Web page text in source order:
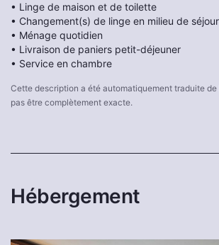
• Linge de maison et de toilette
• Changement(s) de linge en milieu de séjour
• Ménage quotidien
• Livraison de paniers petit-déjeuner
• Service en chambre
Cette description a été automatiquement traduite
pas être complètement exacte.
Hébergement